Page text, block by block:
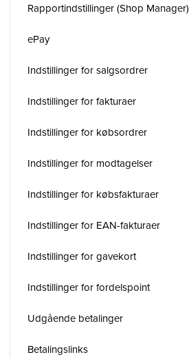
Rapportindstillinger (Shop Manager)
ePay
Indstillinger for salgsordrer
Indstillinger for fakturaer
Indstillinger for købsordrer
Indstillinger for modtagelser
Indstillinger for købsfakturaer
Indstillinger for EAN-fakturaer
Indstillinger for gavekort
Indstillinger for fordelspoint
Udgående betalinger
Betalingslinks